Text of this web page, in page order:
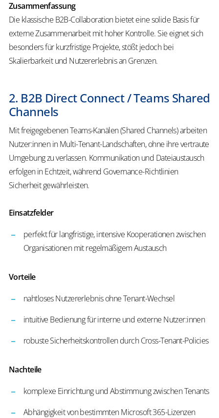
Zusammenfassung
Die klassische B2B-Collaboration bietet eine solide Basis für
externe Zusammenarbeit mit hoher Kontrolle. Sie eignet sich
besonders für kurzfristige Projekte, stößt jedoch bei
Skalierbarkeit und Nutzererlebnis an Grenzen.
2. B2B Direct Connect / Teams Shared
Channels
Mit freigegebenen Teams-Kanälen (Shared Channels) arbeiten
Nutzer:innen in Multi-Tenant-Landschaften, ohne ihre vertraute
Umgebung zu verlassen. Kommunikation und Dateiaustausch
erfolgen in Echtzeit, während Governance-Richtlinien
Sicherheit gewährleisten.
Einsatzfelder
perfekt für langfristige, intensive Kooperationen zwischen
Organisationen mit regelmäßigem Austausch
Vorteile
nahtloses Nutzererlebnis ohne Tenant-Wechsel
intuitive Bedienung für interne und externe Nutzer:innen
robuste Sicherheitskontrollen durch Cross-Tenant-Policies
Nachteile
komplexe Einrichtung und Abstimmung zwischen Tenants
Abhängigkeit von bestimmten Microsoft 365-Lizenzen